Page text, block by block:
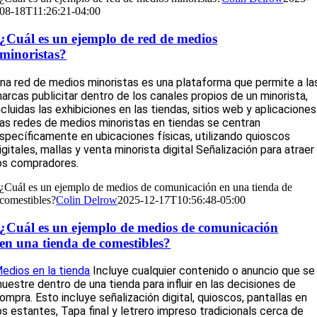
08-18T11:26:21-04:00
¿Cuál es un ejemplo de red de medios
minoristas?
red de medios minoristas es una plataforma que permite a
publicitar dentro de los canales propios de un minorista,
las exhibiciones en las tiendas,sitios web y
redes de medios minoristas en tiendas se centran
en ubicaciones físicas, utilizando quioscos
mallas yventa minorista digitalSeñalización para atraer
compradores.
¿Cuál es un ejemplo de medios de comunicación en una tienda de
comestibles?Colin Delrow2025-12-17T10:56:48-05:00
¿Cuál es un ejemplo de medios de comunicación
en una tienda de comestibles?
en la tienda Incluye cualquier contenido o anuncio que se
dentro de una tienda para influir en las decisiones de
Esto incluye señalización digital, quioscos, pantallas en
estantes, Tapa final y letrero impreso tradicionalscerca de